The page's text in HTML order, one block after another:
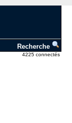
Recherche
4225 connectés